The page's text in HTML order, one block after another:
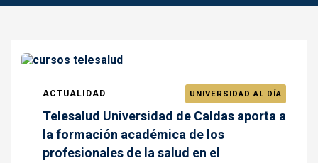
ACTUALIDAD UNIVERSIDAD AL DÍA
Telesalud Universidad de Caldas aporta a
la formación académica de los
profesionales de la salud en el